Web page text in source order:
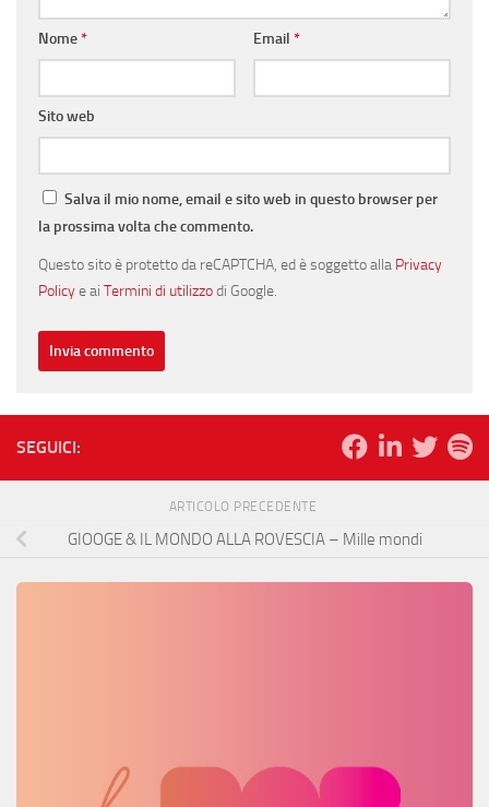
Nome* Email *
Sito web
Salva il mio nome, email e sito web in questo browser per
la prossima volta che commento.
Questo sito è protetto da reCAPTCHA, ed è soggetto alla Privacy
Policye ai Termini di utilizzodi Google.
SEGUICI:
ARTICOLO PRECEDENTE
GIOOGE & IL MONDO ALLA ROVESCIA – Mille mondi